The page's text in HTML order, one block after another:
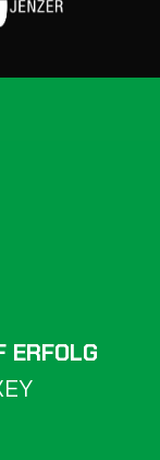
ERFOLG